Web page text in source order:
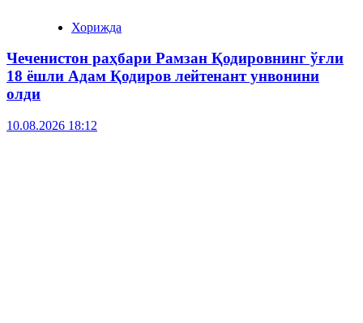
Хорижда
Чеченистон раҳбари Рамзан Қодировнинг ўғли
18 ёшли Адам Қодиров лейтенант унвонини
олди
10.08.2026 18:12